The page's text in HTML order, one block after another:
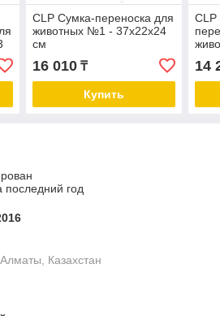
CLP Сумка-переноска для
животных №1 - 37х22х24
см
16 010₸
Купить
CLP
14
последний год
Казахстан